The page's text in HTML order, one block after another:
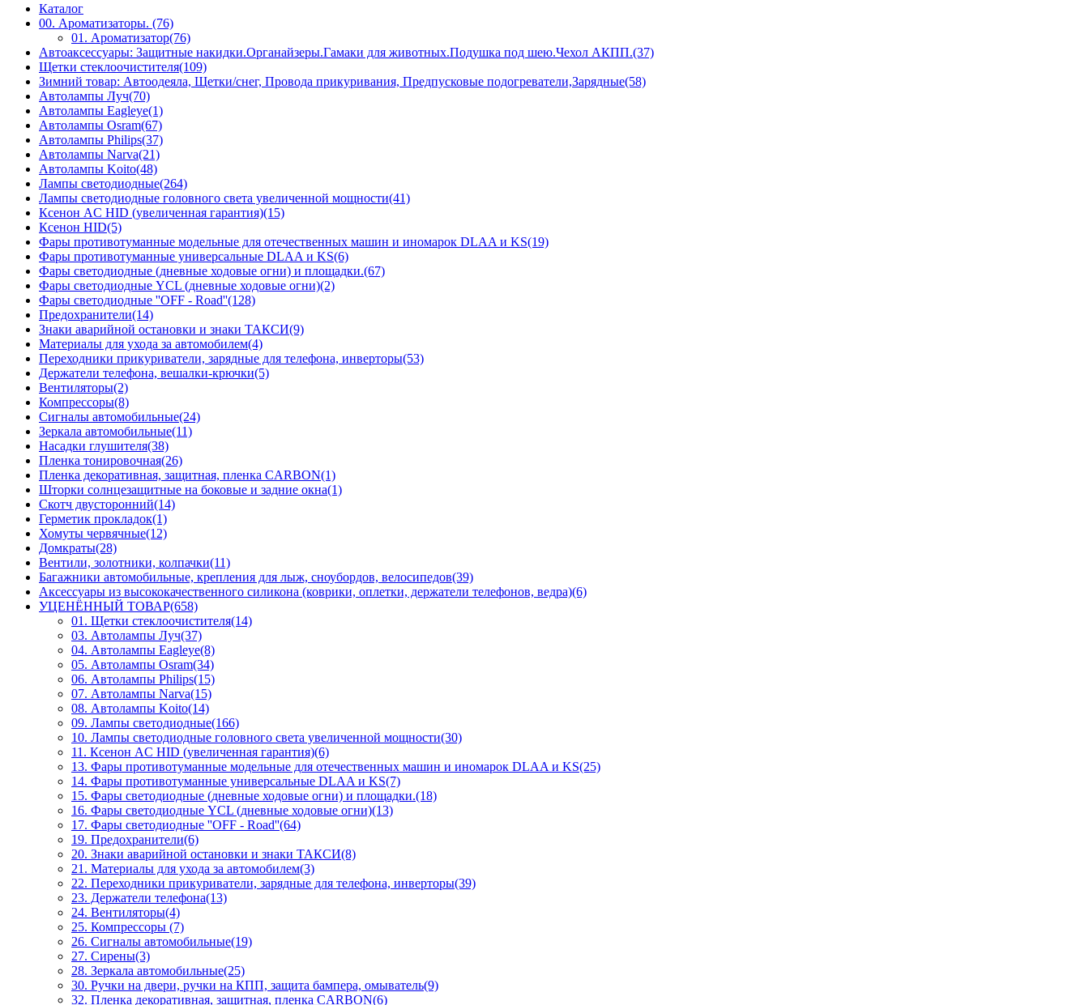
Каталог
00. Ароматизаторы. (76)
01. Ароматизатор(76)
Автоаксессуары: Защитные накидки.Органайзеры.Гамаки для животных.Подушка под шею.Чехол АКПП.(37)
Щетки стеклоочистителя(109)
Зимний товар: Автоодеяла, Щетки/снег, Провода прикуривания, Предпусковые подогреватели,Зарядные(58)
Автолампы Луч(70)
Автолампы Eagleye(1)
Автолампы Osram(67)
Автолампы Philips(37)
Автолампы Narva(21)
Автолампы Koito(48)
Лампы светодиодные(264)
Лампы светодиодные головного света увеличенной мощности(41)
Ксенон AC HID (увеличенная гарантия)(15)
Ксенон HID(5)
Фары противотуманные модельные для отечественных машин и иномарок DLAA и KS(19)
Фары противотуманные универсальные DLAA и KS(6)
Фары светодиодные (дневные ходовые огни) и площадки.(67)
Фары светодиодные YCL (дневные ходовые огни)(2)
Фары светодиодные ''OFF - Road''(128)
Предохранители(14)
Знаки аварийной остановки и знаки ТАКСИ(9)
Материалы для ухода за автомобилем(4)
Переходники прикуриватели, зарядные для телефона, инверторы(53)
Держатели телефона, вешалки-крючки(5)
Вентиляторы(2)
Компрессоры(8)
Сигналы автомобильные(24)
Зеркала автомобильные(11)
Насадки глушителя(38)
Пленка тонировочная(26)
Пленка декоративная, защитная, пленка CARBON(1)
Шторки солнцезащитные на боковые и задние окна(1)
Скотч двусторонний(14)
Герметик прокладок(1)
Хомуты червячные(12)
Домкраты(28)
Вентили, золотники, колпачки(11)
Багажники автомобильные, крепления для лыж, сноубордов, велосипедов(39)
Аксессуары из высококачественного силикона (коврики, оплетки, держатели телефонов, ведра)(6)
УЦЕНЁННЫЙ ТОВАР(658)
01. Щетки стеклоочистителя(14)
03. Автолампы Луч(37)
04. Автолампы Eagleye(8)
05. Автолампы Osram(34)
06. Автолампы Philips(15)
07. Автолампы Narva(15)
08. Автолампы Koito(14)
09. Лампы светодиодные(166)
10. Лампы светодиодные головного света увеличенной мощности(30)
11. Ксенон AC HID (увеличенная гарантия)(6)
13. Фары противотуманные модельные для отечественных машин и иномарок DLAA и KS(25)
14. Фары противотуманные универсальные DLAA и KS(7)
15. Фары светодиодные (дневные ходовые огни) и площадки.(18)
16. Фары светодиодные YCL (дневные ходовые огни)(13)
17. Фары светодиодные ''OFF - Road''(64)
19. Предохранители(6)
20. Знаки аварийной остановки и знаки ТАКСИ(8)
21. Материалы для ухода за автомобилем(3)
22. Переходники прикуриватели, зарядные для телефона, инверторы(39)
23. Держатели телефона(13)
24. Вентиляторы(4)
25. Компрессоры (7)
26. Сигналы автомобильные(19)
27. Сирены(3)
28. Зеркала автомобильные(25)
30. Ручки на двери, ручки на КПП, защита бампера, омыватель(9)
32. Пленка декоративная, защитная, пленка CARBON(6)